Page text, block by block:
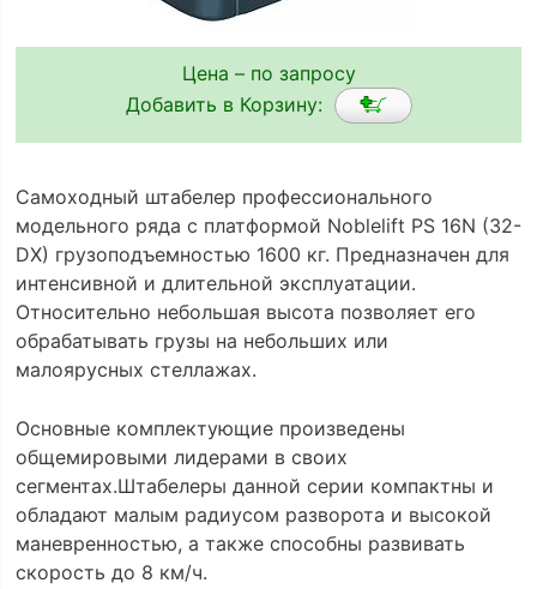
Цена – по запросу
Добавить в Корзину:
Самоходный штабелер профессионального
модельного ряда с платформой Noblelift PS 16N (32-
DX) грузоподъемностью 1600 кг. Предназначен для
интенсивной и длительной эксплуатации.
Относительно небольшая высота позволяет его
обрабатывать грузы на небольших или
малоярусных стеллажах.
Основные комплектующие произведены
общемировыми лидерами в своих
сегментах.Штабелеры данной серии компактны и
обладают малым радиусом разворота и высокой
маневренностью, а также способны развивать
скорость до 8 км/ч.